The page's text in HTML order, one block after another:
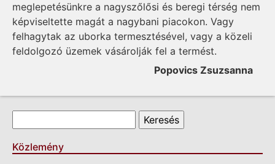
meglepetésünkre a nagyszőlősi és beregi térség nem
képviseltette magát a nagybani piacokon. Vagy
felhagytak az uborka termesztésével, vagy a közeli
feldolgozó üzemek vásárolják fel a termést.
Popovics Zsuzsanna
Keresés űrlap
Közlemény